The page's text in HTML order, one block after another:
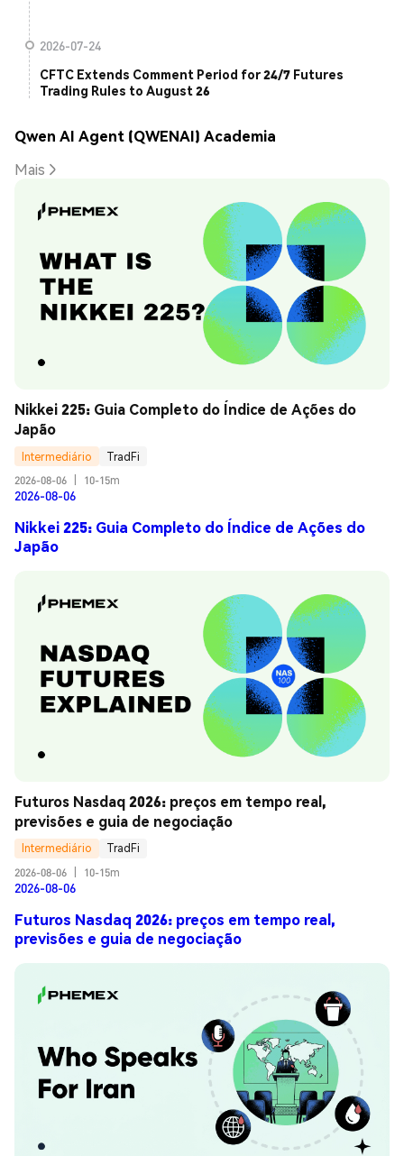
2026-07-24
CFTC Extends Comment Period for 24/7 Futures
Trading Rules to August 26
Qwen AI Agent (QWENAI) Academia
Mais
Nikkei 225: Guia Completo do Índice de Ações do
Japão
Intermediário
TradFi
2026-08-06
10-15m
2026-08-06
Nikkei 225: Guia Completo do Índice de Ações do
Japão
Futuros Nasdaq 2026: preços em tempo real,
previsões e guia de negociação
Intermediário
TradFi
2026-08-06
10-15m
2026-08-06
Futuros Nasdaq 2026: preços em tempo real,
previsões e guia de negociação